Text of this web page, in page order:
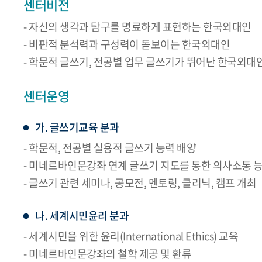
센터비전
- 자신의 생각과 탐구를 명료하게 표현하는 한국외대인
- 비판적 분석력과 구성력이 돋보이는 한국외대인
- 학문적 글쓰기, 전공별 업무 글쓰기가 뛰어난 한국외대
센터운영
가. 글쓰기교육 분과
- 학문적, 전공별 실용적 글쓰기 능력 배양
- 미네르바인문강좌 연계 글쓰기 지도를 통한 의사소통
- 글쓰기 관련 세미나, 공모전, 멘토링, 클리닉, 캠프 개최
나. 세계시민윤리 분과
- 세계시민을 위한 윤리(International Ethics) 교육
- 미네르바인문강좌의 철학 제공 및 환류